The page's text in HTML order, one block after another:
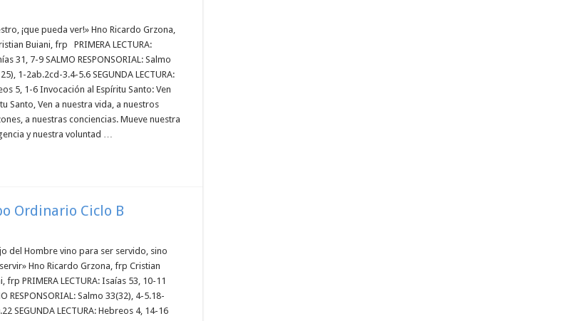
¡que pueda ver!» Hno Ricardo Grzona,
Buiani, frp PRIMERA LECTURA:
31, 7-9 SALMO RESPONSORIAL: Salmo
1-2ab.2cd-3.4-5.6 SEGUNDA LECTURA:
5, 1-6 Invocación al Espíritu Santo: Ven
Santo, Ven a nuestra vida, a nuestros
a nuestras conciencias. Mueve nuestra
y nuestra voluntad …
Ordinario Ciclo B
del Hombre vino para ser servido, sino
Hno Ricardo Grzona, frp Cristian
frp PRIMERA LECTURA: Isaías 53, 10-11
RESPONSORIAL: Salmo 33(32), 4-5.18-
SEGUNDA LECTURA: Hebreos 4, 14-16